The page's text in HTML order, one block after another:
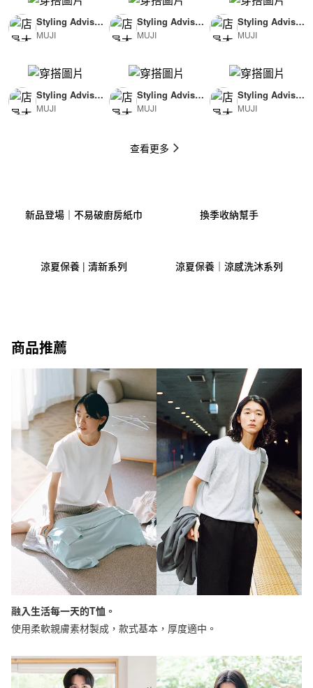
查看更多
Styling Advisor
( For Woman )
MUJI
Styling Advisor
( For Man )
MUJI
Styling Advisor
( For Man )
MUJI
Styling Advisor
( For Man )
MUJI
Styling Advisor
( For Woman )
MUJI
Styling Advisor
( For Man )
MUJI
新品登場｜不易破廚房紙巾 換季收納幫手
涼夏保養 | 清新系列 涼夏保養｜涼感洗沐系列
商品推薦
融入生活每一天的T恤。
使用柔軟親膚素材製成，款式基本，厚度適中。